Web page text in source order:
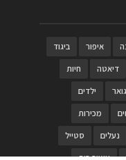
איפור
ביגוד
דיאטה
חיות
ילדים
מכירות
נעלים
סטייל
עיצוב בית